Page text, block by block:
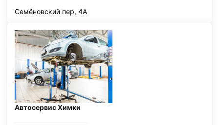
Семёновский пер, 4А
Автосервис Химки